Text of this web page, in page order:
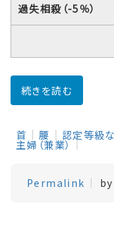
過失相殺（-5％）
続きを読む
首 腰 認定等級
主婦（兼業）
Permalink